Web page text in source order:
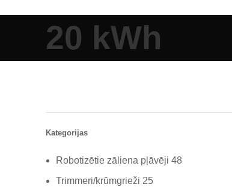
20 kWh
Kategorijas
Robotizētie zāliena pļāvēji 48
Trimmeri/krūmgrieži 25